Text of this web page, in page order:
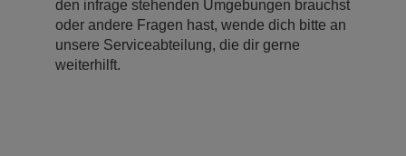
den infrage stehenden Umgebungen brauchst
oder andere Fragen hast, wende dich bitte an
unsere Serviceabteilung, die dir gerne
weiterhilft.